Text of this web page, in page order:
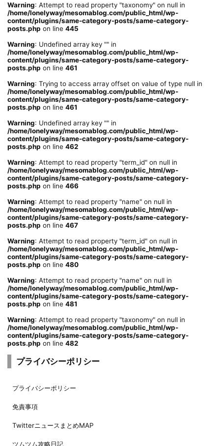
Warning: Attempt to read property "taxonomy" on null in
/home/lonelyway/mesomablog.com/public_html/wp-
content/plugins/same-category-posts/same-category-
posts.php on line 445
Warning: Undefined array key "" in
/home/lonelyway/mesomablog.com/public_html/wp-
content/plugins/same-category-posts/same-category-
posts.php on line 461
Warning: Trying to access array offset on value of type null in
/home/lonelyway/mesomablog.com/public_html/wp-
content/plugins/same-category-posts/same-category-
posts.php on line 461
Warning: Undefined array key "" in
/home/lonelyway/mesomablog.com/public_html/wp-
content/plugins/same-category-posts/same-category-
posts.php on line 462
Warning: Attempt to read property "term_id" on null in
/home/lonelyway/mesomablog.com/public_html/wp-
content/plugins/same-category-posts/same-category-
posts.php on line 466
Warning: Attempt to read property "name" on null in
/home/lonelyway/mesomablog.com/public_html/wp-
content/plugins/same-category-posts/same-category-
posts.php on line 467
Warning: Attempt to read property "term_id" on null in
/home/lonelyway/mesomablog.com/public_html/wp-
content/plugins/same-category-posts/same-category-
posts.php on line 480
Warning: Attempt to read property "name" on null in
/home/lonelyway/mesomablog.com/public_html/wp-
content/plugins/same-category-posts/same-category-
posts.php on line 481
Warning: Attempt to read property "taxonomy" on null in
/home/lonelyway/mesomablog.com/public_html/wp-
content/plugins/same-category-posts/same-category-
posts.php on line 482
プライバシーポリシー
プライバシーポリシー
免責事項
TwitterニュースまとめMAP
ツムツム攻略日記